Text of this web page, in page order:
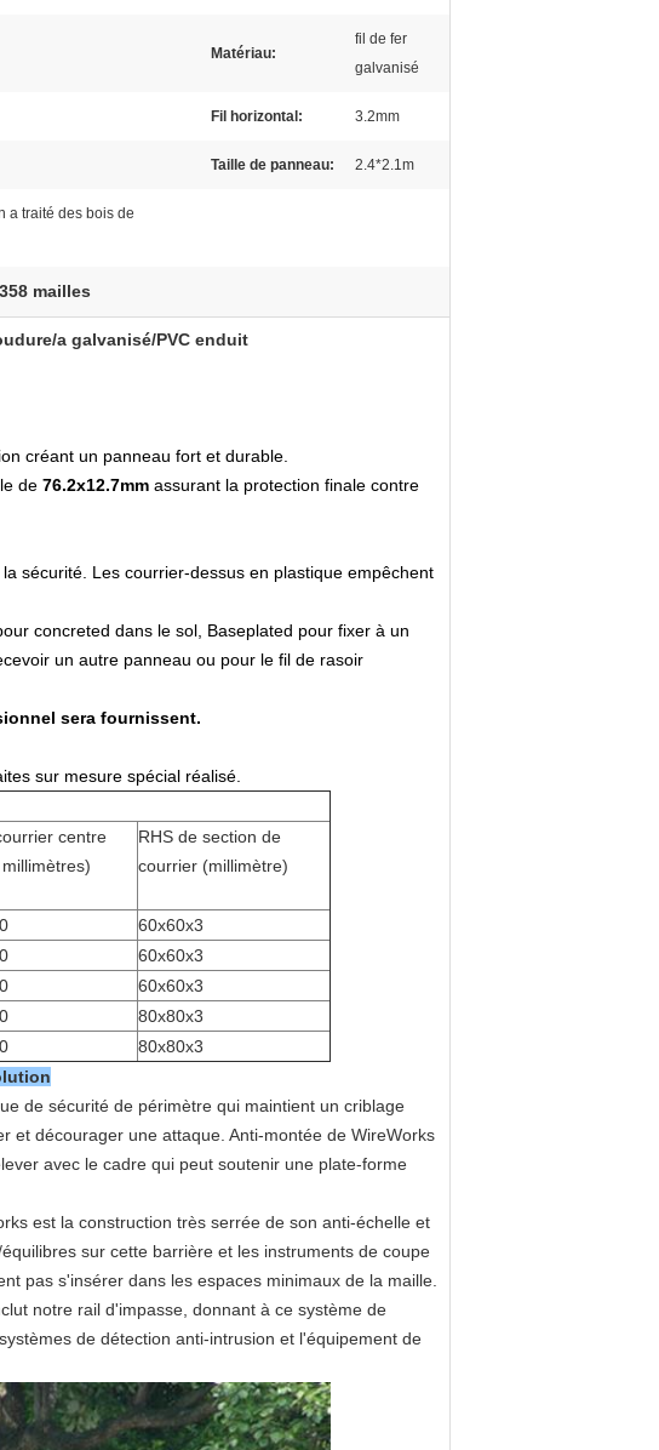
Matériau:
fil de fer
galvanisé
Fil horizontal: 3.2mm
Taille de panneau: 2.4*2.1m
a traité des bois de
mailles
a galvanisé/PVC enduit
créant un panneau fort et durable.
de 76.2x12.7mm assurant la protection finale contre
sécurité. Les courrier-dessus en plastique empêchent
concreted dans le sol, Baseplated pour fixer à un
un autre panneau ou pour le fil de rasoir
sera fournissent.
sur mesure spécial réalisé.
centre
RHS de section de
courrier (millimètre)
60x60x3
60x60x3
60x60x3
80x80x3
80x80x3
de sécurité de périmètre qui maintient un criblage
et décourager une attaque. Anti-montée de WireWorks
avec le cadre qui peut soutenir une plate-forme
est la construction très serrée de son anti-échelle et
sur cette barrière et les instruments de coupe
pas s'insérer dans les espaces minimaux de la maille.
notre rail d'impasse, donnant à ce système de
de détection anti-intrusion et l'équipement de